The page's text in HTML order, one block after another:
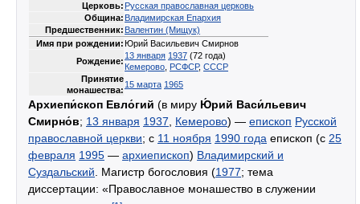
Церковь: Русская православная церковь
Община: Владимирская Епархия
Предшественник: Валентин (Мищук)
Имя при рождении:Юрий Васильевич Смирнов
Рождение:
13 января 1937 (72 года)
Кемерово РСФСР, СССР
Принятие
монашества:
15 марта 1965
Архиепи́скоп Евло́гий (в миру Ю́рий Васи́льевич
Смирно́в; 13 января 1937 Кемерово) — епископ Русской
православной церкви; с 11 ноября 1990 года епископ (с 25
февраля 1995 — архиепископ) Владимирский и
Суздальский . Магистр богословия (1977; тема
диссертации: «Православное монашество в служении